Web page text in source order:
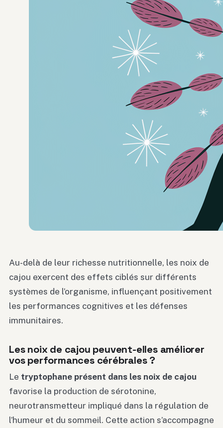
Au-delà de leur richesse nutritionnelle, les noix de
cajou exercent des effets ciblés sur différents
systèmes de l’organisme, influençant positivement
les performances cognitives et les défenses
immunitaires.
Les noix de cajou peuvent-elles améliorer
vos performances cérébrales ?
Le tryptophane présent dans les noix de cajou
favorise la production de sérotonine,
neurotransmetteur impliqué dans la régulation de
l’humeur et du sommeil. Cette action s’accompagne